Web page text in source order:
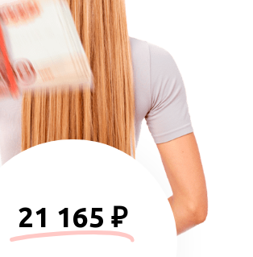
21 165 ₽